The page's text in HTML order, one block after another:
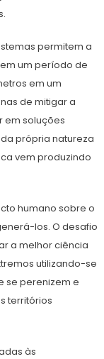
permitem a
um período de
em um
de mitigar a
em soluções
própria natureza
vem produzindo
humano sobre o
los. O desafio
a melhor ciência
utilizando-se
se perenizem e
territórios
às